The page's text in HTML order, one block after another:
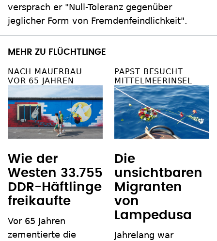
versprach er "Null-Toleranz gegenüber
jeglicher Form von Fremdenfeindlichkeit".
MEHR ZU FLÜCHTLINGE
NACH MAUERBAU
VOR 65 JAHREN
Wie der
Westen 33.755
DDR-Häftlinge
freikaufte
Vor 65 Jahren
zementierte die
PAPST BESUCHT
MITTELMEERINSEL
Die
unsichtbaren
Migranten
von
Lampedusa
Jahrelang war